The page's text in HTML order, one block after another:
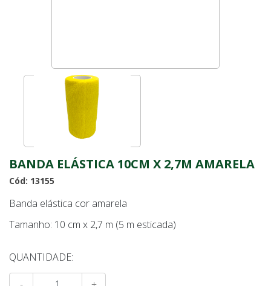
BANDA ELÁSTICA 10CM X 2,7M AMARELA
Cód: 13155
Banda elástica cor amarela
Tamanho: 10 cm x 2,7 m (5 m esticada)
QUANTIDADE: